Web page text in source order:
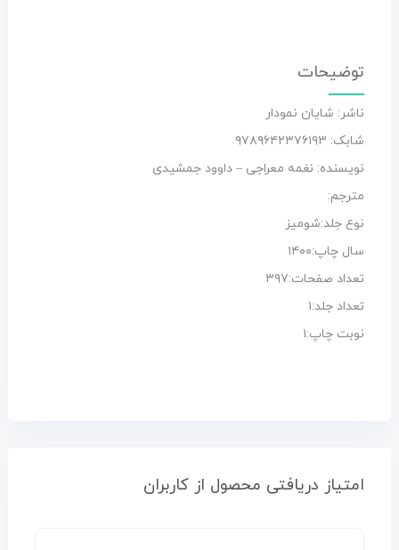
توضیحات
ناشر: شایان نمودار
شابک: ۹۷۸۹۶۴۲۳۷۶۱۹۳
نویسنده: نغمه معراجی – داوود جمشیدی
مترجم:
نوع جلد:شومیز
سال چاپ:۱۴۰۰
تعداد صفحات:۳۹۷
تعداد جلد:۱
نوبت چاپ:۱
امتیاز دریافتی محصول از کاربران